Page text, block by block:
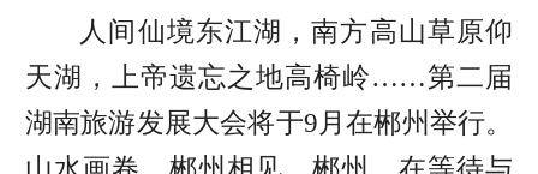
人间仙境东江湖，南方高山草原仰
天湖，上帝遗忘之地高椅岭……第二届
湖南旅游发展大会将于9月在郴州举行。